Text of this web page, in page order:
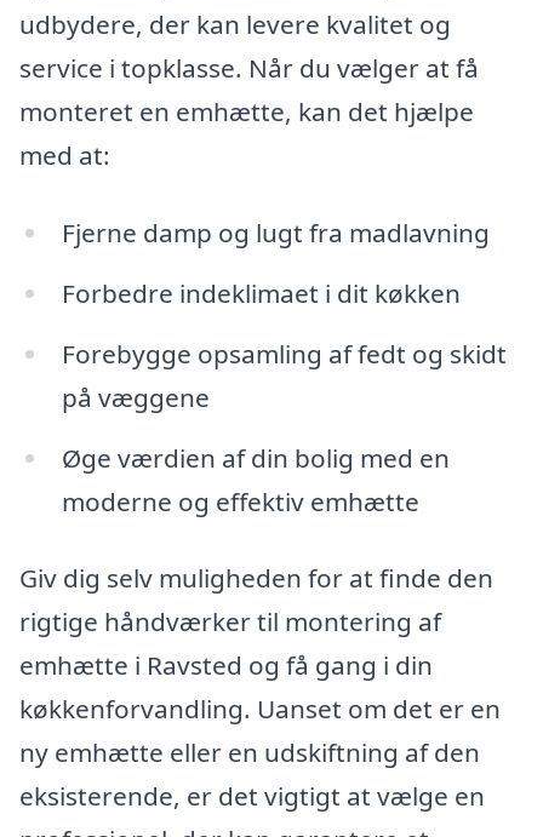
udbydere, der kan levere kvalitet og
service i topklasse. Når du vælger at få
monteret en emhætte, kan det hjælpe
med at:
Fjerne damp og lugt fra madlavning
Forbedre indeklimaet i dit køkken
Forebygge opsamling af fedt og skidt
på væggene
Øge værdien af din bolig med en
moderne og effektiv emhætte
Giv dig selv muligheden for at finde den
rigtige håndværker til montering af
emhætte i Ravsted og få gang i din
køkkenforvandling. Uanset om det er en
ny emhætte eller en udskiftning af den
eksisterende, er det vigtigt at vælge en